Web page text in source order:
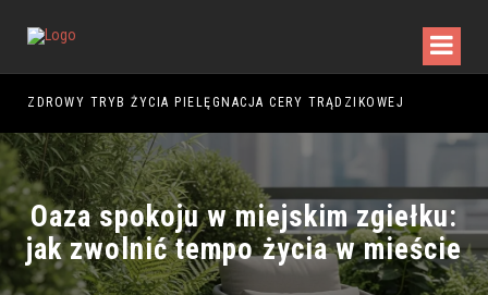
ZDROWY TRYB ŻYCIA PIELĘGNACJA CERY TRĄDZIKOWEJ
Oaza spokoju w miejskim zgiełku:
jak zwolnić tempo życia w mieście